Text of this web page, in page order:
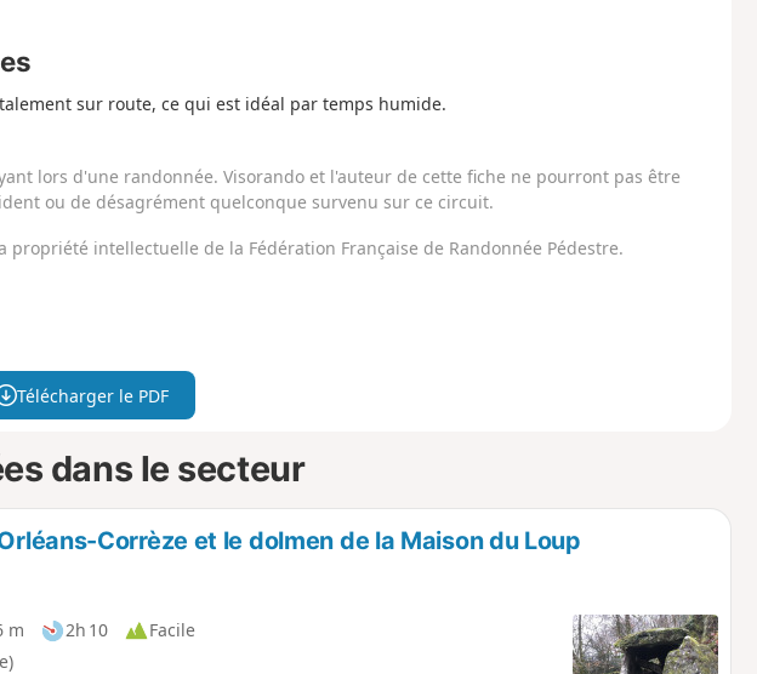
sur route, ce qui est idéal par temps humide.
lors d'une randonnée. Visorando et l'auteur de cette fiche ne pourront pas être
ou de désagrément quelconque survenu sur ce circuit.
propriété intellectuelle de la Fédération Française de Randonnée Pédestre.
Télécharger le PDF
dans le secteur
Corrèze et le dolmen de la Maison du Loup
m 2h 10
Facile